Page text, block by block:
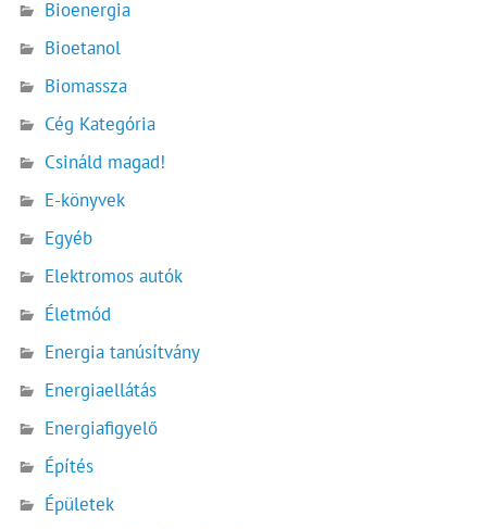
Bioenergia
Bioetanol
Biomassza
Cég Kategória
Csináld magad!
E-könyvek
Egyéb
Elektromos autók
Életmód
Energia tanúsítvány
Energiaellátás
Energiafigyelő
Építés
Épületek